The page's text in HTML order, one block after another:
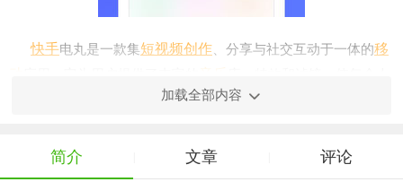
快手电丸是一款集短视频创作 、分享与社交互动于一体的移
音乐
都能轻松制作出高质量的短视频，并与其他用户进行互动交流。
并、添加音乐等操作，快速生成作品。
加载全部内容
简介 文章 评论